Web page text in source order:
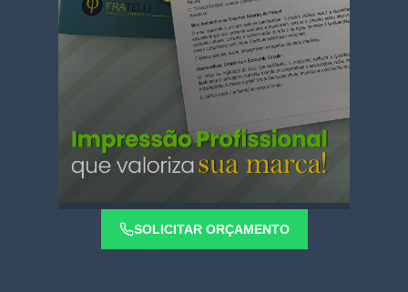
SOLICITAR ORÇAMENTO